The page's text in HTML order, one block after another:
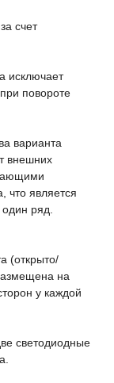
счет
исключает
повороте
варианта
внешних
что является
ряд.
(открыто/
на
у каждой
светодиодные